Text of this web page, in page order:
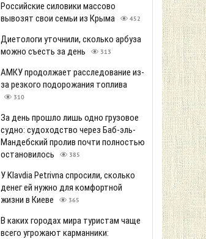
Российские силовики массово
вывозят свои семьи из Крыма
452
Диетологи уточнили, сколько арбуза
можно съесть за день
313
АМКУ продолжает расследование из-
за резкого подорожания топлива
310
За день прошло лишь одно грузовое
судно: судоходство через Баб-эль-
Мандебский пролив почти полностью
остановилось
385
У Klavdia Petrivna спросили, сколько
денег ей нужно для комфортной
жизни в Киеве
365
В каких городах мира туристам чаще
всего угрожают карманники: